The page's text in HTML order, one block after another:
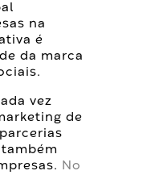
na
é
da marca
vez
de
No